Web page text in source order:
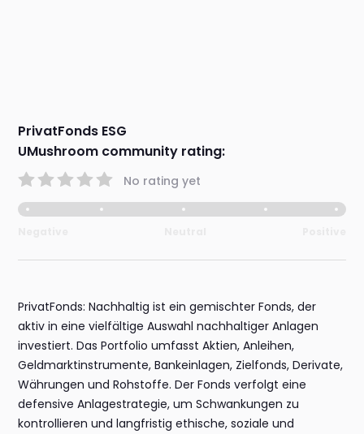
PrivatFonds ESG
UMushroom community rating:
No rating yet
PrivatFonds: Nachhaltig ist ein gemischter Fonds, der
aktiv in eine vielfältige Auswahl nachhaltiger Anlagen
investiert. Das Portfolio umfasst Aktien, Anleihen,
Geldmarktinstrumente, Bankeinlagen, Zielfonds, Derivate,
Währungen und Rohstoffe. Der Fonds verfolgt eine
defensive Anlagestrategie, um Schwankungen zu
kontrollieren und langfristig ethische, soziale und